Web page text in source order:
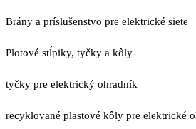
Brány a príslušenstvo pre elektrické siete
Plotové stĺpiky, tyčky a kôly
tyčky pre elektrický ohradník
recyklované plastové kôly pre elektrické